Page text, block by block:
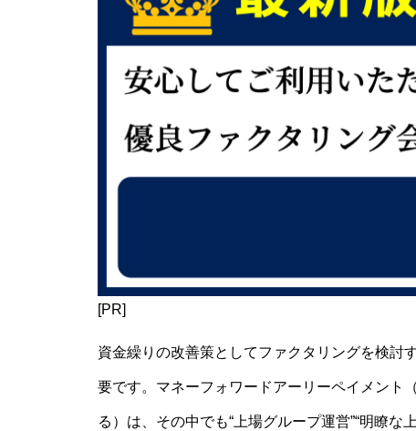
[PR]
資金繰りの改善策としてファクタリングを検討
要です。マネーフォワードアーリーペイメント
る）は、その中でも“上場グループ運営”“明瞭な